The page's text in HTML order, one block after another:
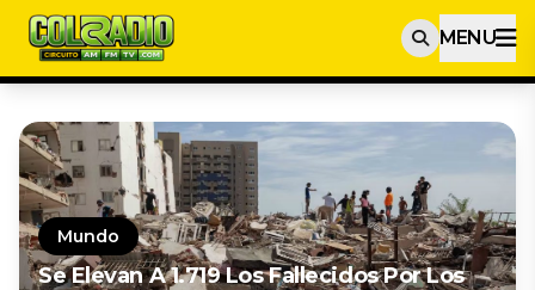
MENU
Mundo
Se Elevan A 1.719 Los Fallecidos Por Los